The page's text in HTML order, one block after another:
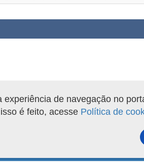
de navegação no
é feito, acesse Política de